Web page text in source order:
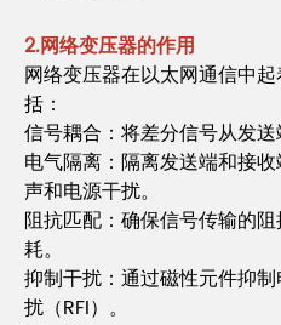
2.网络变压器的作用
网络变压器在以太网通信中
括：
信号耦合：将差分信号从发送
电气隔离：隔离发送端和接
声和电源干扰。
阻抗匹配：确保信号传输的
耗。
抑制干扰：通过磁性元件抑
扰（RFI）。